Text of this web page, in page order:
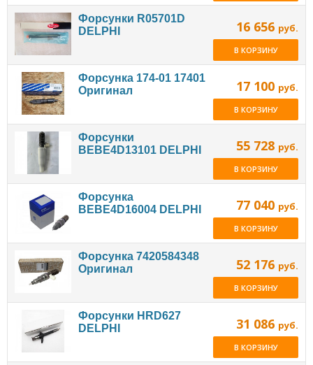
Форсунки R05701D
DELPHI
16 656 руб.
В КОРЗИНУ
Форсунка 174-01 17401
Оригинал
17 100 руб.
В КОРЗИНУ
Форсунки
BEBE4D13101 DELPHI
55 728 руб.
В КОРЗИНУ
Форсунка
BEBE4D16004 DELPHI
77 040 руб.
В КОРЗИНУ
Форсунка 7420584348
Оригинал
52 176 руб.
В КОРЗИНУ
Форсунки HRD627
DELPHI
31 086 руб.
В КОРЗИНУ